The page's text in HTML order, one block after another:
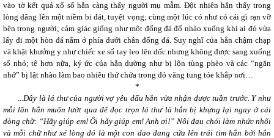
vào tờ kết quả xổ số hắn càng thấy người mụ mẫm. Đột nhiên hắn thấy trong
lòng dâng lên một niềm bi đát, tuyệt vọng; cùng một lúc có như có cái gì rạn vỡ
bên trong người; cảm giác giống như một đống đá đổ nhào xuống khi ai đó vừa
lấy đi một hòn đá nằm ở phía dưới chân đống đá. Suy nghĩ của hắn chậm chạp
và khật khưởng y như chiếc xe số tay leo lên dốc nhưng không được sang xuống
số nhỏ; tệ hơn nữa, ký ức của hắn dường như bị lộn tùng phèo và các “ngăn
nhớ” bị lật nhào làm bao nhiêu thứ chứa trong đó văng tung tóe khắp nơi…
*
...Đây là lá thư của người vợ yêu dấu hắn vừa nhận được tuần trước. Y như
mỗi lần hắn muốn lướt qua để đọc trọn lá thư là hắn bị khựng lại ngay ở cái
dòng chữ: “Hãy giúp em! Ôi hãy giúp em! Anh ơi!” Nỗi đau chói làm nhức nhối
và mỗi chữ như xé lòng đó là một con dao đang cứa lên trái tim hắn bởi hắn